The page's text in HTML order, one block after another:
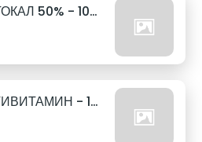
65. СОК КАПИ ПОРТОКАЛ 50% - 1000МЛ.
66. СОК КАПИ МУЛТИВИТАМИН - 1000МЛ.